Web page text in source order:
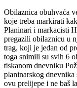
Obilaznica obuhvaća
koje treba markirati
Planinari i markacisti
pregazili obilaznicu u
trag, koji je jedan od
toga snimili su svih 6
tiskanom dnevniku
planinarskog
ovu prelijepe i ne baš